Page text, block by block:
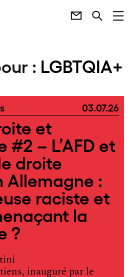
: LGBTQIA+
03.07.26
et
– L’AFD et
droite
Allemagne :
raciste et
la
?
inauguré par le